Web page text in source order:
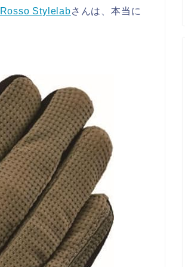
Rosso Stylelabさんは、本当に